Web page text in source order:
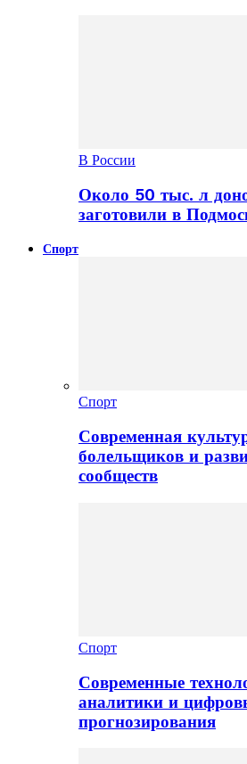
В России
Около 50 тыс. л
заготовили в
Спорт
Спорт
Современная
болельщиков и
сообществ
Спорт
Современные
аналитики и
прогнозирования